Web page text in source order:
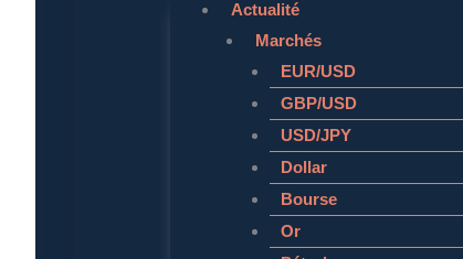
Actualité
Marchés
EUR/USD
GBP/USD
USD/JPY
Dollar
Bourse
Or